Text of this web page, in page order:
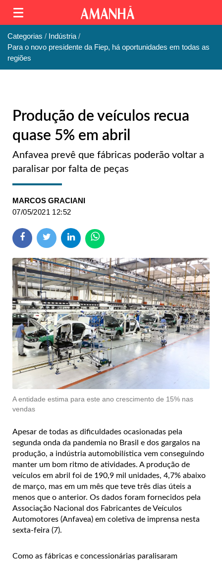
Categorias
Indústria
Para o novo presidente da Fiep, há oportunidades em todas as
regiões
Produção de veículos recua
quase 5% em abril
Anfavea prevê que fábricas poderão voltar a
paralisar por falta de peças
MARCOS GRACIANI
07/05/2021 12:52
A entidade estima para este ano crescimento de 15% nas
vendas
Apesar de todas as dificuldades ocasionadas pela
segunda onda da pandemia no Brasil e dos gargalos na
produção, a indústria automobilística vem conseguindo
manter um bom ritmo de atividades. A produção de
veículos em abril foi de 190,9 mil unidades, 4,7% abaixo
de março, mas em um mês que teve três dias úteis a
menos que o anterior. Os dados foram fornecidos pela
Associação Nacional dos Fabricantes de Veículos
Automotores (Anfavea) em coletiva de imprensa nesta
sexta-feira (7).
Como as fábricas e concessionárias paralisaram